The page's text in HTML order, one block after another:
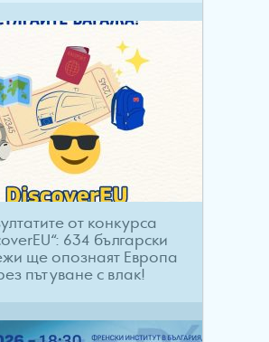
от конкурса
634 български
ще опознаят Европа
пътуване с влак!